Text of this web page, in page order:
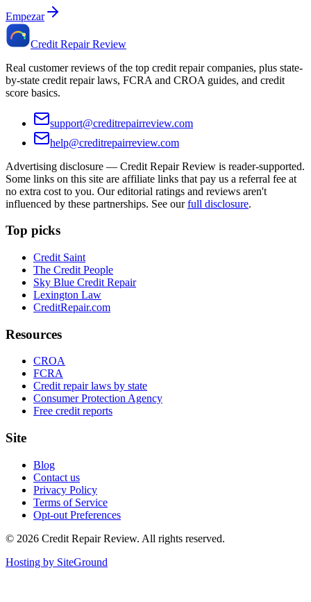
Empezar
Credit Repair Review
Real customer reviews of the top credit repair companies, plus state-
by-state credit repair laws, FCRA and CROA guides, and credit
score basics.
support@creditrepairreview.com
help@creditrepairreview.com
Advertising disclosure — Credit Repair Review is reader-supported.
Some links on this site are affiliate links that pay us a referral fee at
no extra cost to you. Our editorial ratings and reviews aren't
influenced by these partnerships. See our full disclosure.
Top picks
Credit Saint
The Credit People
Sky Blue Credit Repair
Lexington Law
CreditRepair.com
Resources
CROA
FCRA
Credit repair laws by state
Consumer Protection Agency
Free credit reports
Site
Blog
Contact us
Privacy Policy
Terms of Service
Opt-out Preferences
© 2026 Credit Repair Review. All rights reserved.
Hosting by SiteGround